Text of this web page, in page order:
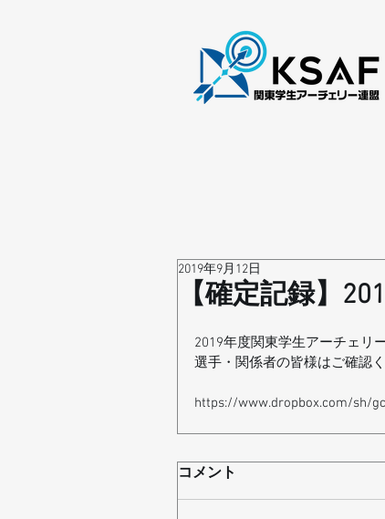
【確定記録】
2019年9月12日
2019年度関東学生アーチェリ
選手・関係者の皆様はご確認く
https://www.dropbox.com/sh/
コメント